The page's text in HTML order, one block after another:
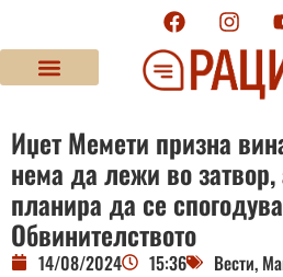
Иџет Мемети призна
нема да лежи во
планира да се
Обвинителството
14/08/2024 15:36 Вести,